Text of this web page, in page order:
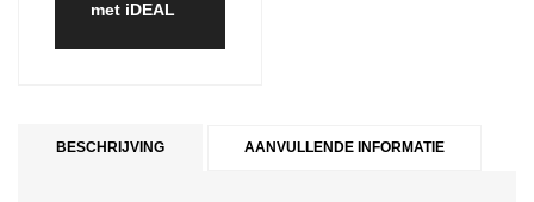
met iDEAL
BESCHRIJVING AANVULLENDE INFORMATIE